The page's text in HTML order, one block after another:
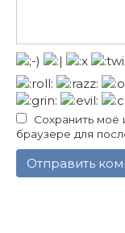
Сохранить моё
браузере для